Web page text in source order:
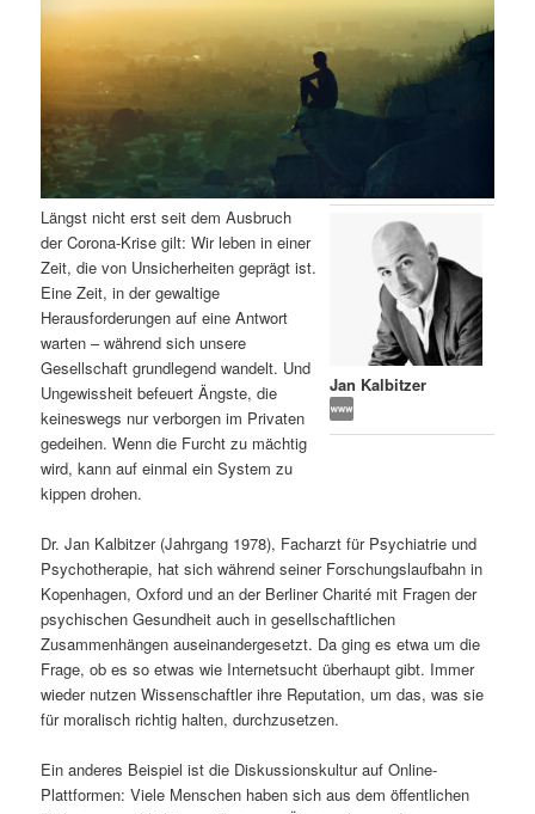
r
n
I
n
h
a
l
t
s
r
i
n
g
e
d
r
e
n
I
n
h
a
l
s
p
r
n
g
a
t
i
o
n
Jan Kalbitzer
Längst nicht erst seit dem Ausbruch
der Corona-Krise gilt: Wir leben in einer
Zeit, die von Unsicherheiten geprägt ist.
Eine Zeit, in der gewaltige
Herausforderungen auf eine Antwort
warten – während sich unsere
Gesellschaft grundlegend wandelt. Und
Ungewissheit befeuert Ängste, die
keineswegs nur verborgen im Privaten
gedeihen. Wenn die Furcht zu mächtig
wird, kann auf einmal ein System zu
kippen drohen.
Dr. Jan Kalbitzer (Jahrgang 1978), Facharzt für Psychiatrie und
Psychotherapie, hat sich während seiner Forschungslaufbahn in
Kopenhagen, Oxford und an der Berliner Charité mit Fragen der
psychischen Gesundheit auch in gesellschaftlichen
Zusammenhängen auseinandergesetzt. Da ging es etwa um die
Frage, ob es so etwas wie Internetsucht überhaupt gibt. Immer
wieder nutzen Wissenschaftler ihre Reputation, um das, was sie
für moralisch richtig halten, durchzusetzen.
Ein anderes Beispiel ist die Diskussionskultur auf Online-
Plattformen: Viele Menschen haben sich aus dem öffentlichen